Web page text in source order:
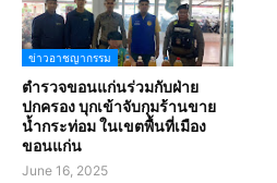
ข่าวอาชญากรรม
ตำรวจขอนแก่นร่วมกับฝ่าย
ปกครอง บุกเข้าจับกุมร้านขาย
น้ำกระท่อม ในเขตพื้นที่เมือง
ขอนแก่น
June 16, 2025